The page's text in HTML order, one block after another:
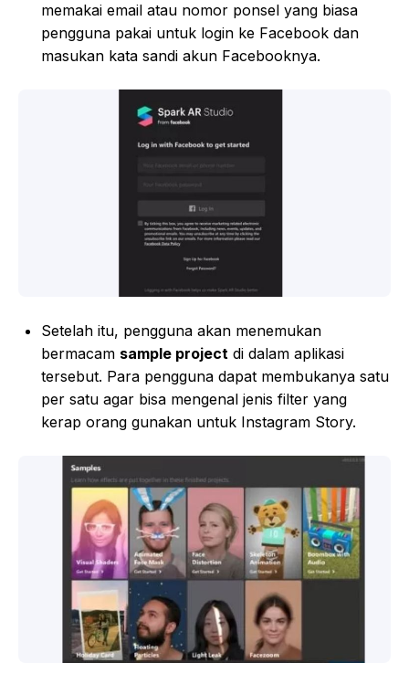
memakai email atau nomor ponsel yang biasa
pengguna pakai untuk login ke Facebook dan
masukan kata sandi akun Facebooknya.
Setelah itu, pengguna akan menemukan
bermacam sample project di dalam aplikasi
tersebut. Para pengguna dapat membukanya satu
per satu agar bisa mengenal jenis filter yang
kerap orang gunakan untuk Instagram Story.